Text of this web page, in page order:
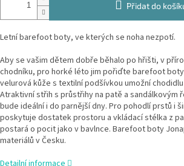
Přidat do
Letní barefoot boty, ve kterých se noha nezpotí.
Aby se vašim dětem dobře běhalo po hřišti, v
chodníku, pro horké léto jim pořiďte barefoot boty
velurová kůže s textilní podšívkou umožní
Atraktivní střih s průstřihy na patě a sandálkovým
bude ideální i do parnější dny. Pro pohodlí prstů i
poskytuje dostatek prostoru a vkládací stélka z
postará o pocit jako v bavlnce. Barefoot boty
materiálů v Česku.